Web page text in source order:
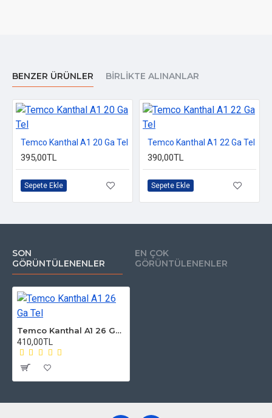
BENZER ÜRÜNLER BIRLIKTE ALINANLAR
Temco Kanthal A1 20 Ga Tel
395,00TL
Sepete Ekle
Temco Kanthal A1 22 Ga Tel
390,00TL
Sepete Ekle
SON
GÖRÜNTÜLENENLER
EN ÇOK
GÖRÜNTÜLENENLER
Temco Kanthal A1 26 Ga Tel
410,00TL